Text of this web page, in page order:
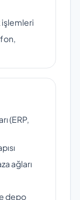
işlemleri
(ERP,
ağları
depo